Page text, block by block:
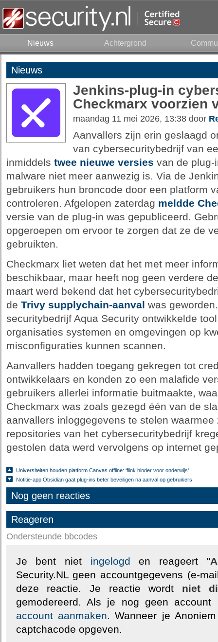
Nieuws Achtergrond
Nieuws
Jenkins-plug-in
Checkmarx voorzien
maandag 11 mei 2026, 13:38 door
Aanvallers zijn erin geslaagd
van cybersecuritybedrijf van
inmiddels twee nieuwe versies van de plug-
malware niet meer aanwezig is. Via de
gebruikers hun broncode door een platform
controleren. Afgelopen zaterdag meldde
versie van de plug-in was gepubliceerd.
opgeroepen om ervoor te zorgen dat ze de
gebruikten.
Checkmarx liet weten dat het met meer
beschikbaar, maar heeft nog geen verdere
maart werd bekend dat het
de Trivy supplychain-aanval was
securitybedrijf Aqua Security ontwikkelde
organisaties systemen en omgevingen op
misconfiguraties kunnen scannen.
Aanvallers hadden toegang gekregen tot
ontwikkelaars en konden zo een malafide
gebruikers allerlei informatie buitmaakte,
Checkmarx was zoals gezegd één van de
aanvallers inloggegevens te stelen
repositories van het cybersecuritybedrijf
gestolen data werd vervolgens op internet
Universiteiten houden platform Canvas offline: 'flink hinder voor onderwijs'
Notitie-app Obsidian gaat plug-ins beter beveiligen na aanval op gebruikers
Nog geen reacties
Reageren
Ondersteunde bbcodes
Je bent niet ingelogd en reageert "
Security.NL geen accountgegevens (e-
deze reactie. Je reactie wordt niet
gemodereerd. Als je nog geen
account aanmaken. Wanneer je
captchacode opgeven.